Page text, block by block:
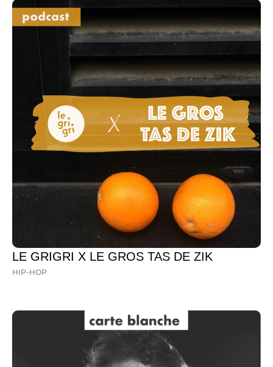
LE GRIGRI X LE GROS TAS DE ZIK
HIP-HOP